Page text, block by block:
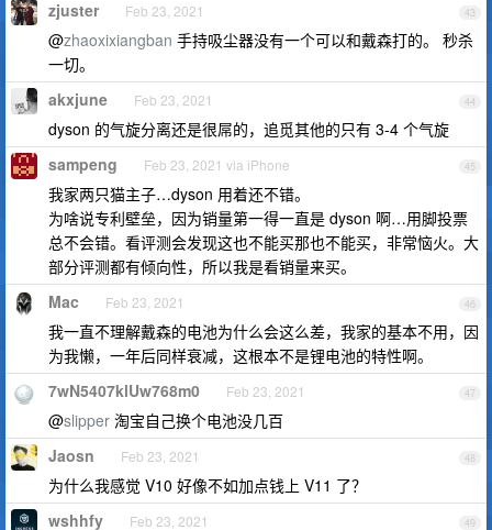
43
zjuster Feb 23, 2021
@zhaoxixiangban 手持吸尘器没有一个可以和戴森打的。 秒杀
一切。
44
akxjune Feb 23, 2021
dyson 的气旋分离还是很屌的，追觅其他的只有 3-4 个气旋
45
sampeng Feb 23, 2021 via iPhone
我家两只猫主子…dyson 用着还不错。
为啥说专利壁垒，因为销量第一得一直是 dyson 啊…用脚投票
总不会错。看评测会发现这也不能买那也不能买，非常恼火。大
部分评测都有倾向性，所以我是看销量来买。
46
Mac Feb 23, 2021
我一直不理解戴森的电池为什么会这么差，我家的基本不用，因
为我懒，一年后同样衰减，这根本不是锂电池的特性啊。
47
7wN5407klUw768m0 Feb 23, 2021
@slipper 淘宝自己换个电池没几百
48
Jaosn Feb 23, 2021
为什么我感觉 V10 好像不如加点钱上 V11 了？
49
wshhfy Feb 23, 2021